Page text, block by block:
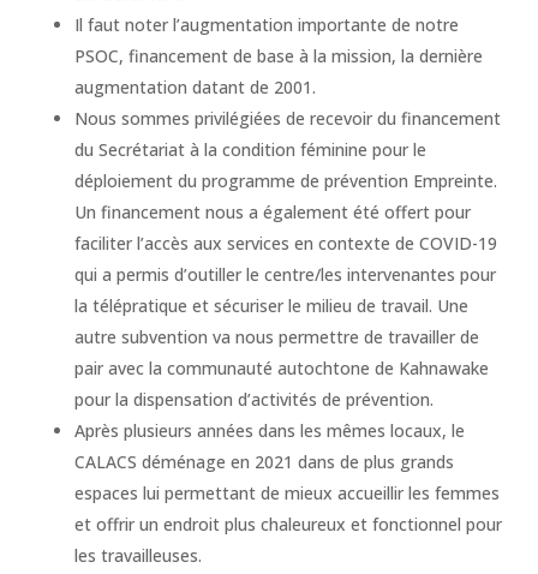
Il faut noter l’augmentation importante de notre
PSOC, financement de base à la mission, la dernière
augmentation datant de 2001.
Nous sommes privilégiées de recevoir du financement
du Secrétariat à la condition féminine pour le
déploiement du programme de prévention Empreinte.
Un financement nous a également été offert pour
faciliter l’accès aux services en contexte de COVID-19
qui a permis d’outiller le centre/les intervenantes pour
la télépratique et sécuriser le milieu de travail. Une
autre subvention va nous permettre de travailler de
pair avec la communauté autochtone de Kahnawake
pour la dispensation d’activités de prévention.
Après plusieurs années dans les mêmes locaux, le
CALACS déménage en 2021 dans de plus grands
espaces lui permettant de mieux accueillir les femmes
et offrir un endroit plus chaleureux et fonctionnel pour
les travailleuses.